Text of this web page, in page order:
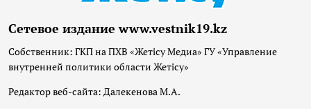
Сетевое издание www.vestnik19.kz
Собственник: ГКП на ПХВ «Жетісу Медиа» ГУ «Управление
внутренней политики области Жетісу»
Редактор веб-сайта: Далекенова М.А.